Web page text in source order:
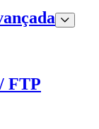
FTP